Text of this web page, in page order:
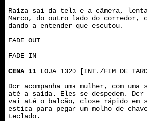
Raíza sai da tela e a câmera,
Marco, do outro lado do corredor,
dando a entender que escutou.
FADE OUT
FADE IN
CENA 11 LOJA 1320 [INT./FIM DE
Dcr acompanha uma mulher, com uma
até a saída. Eles se despedem.
vai até o balcão, close rápido em
estica para pegar um molho de
teclado.